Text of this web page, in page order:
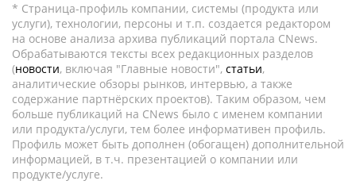
* Страница-профиль компании, системы (продукта или
услуги), технологии, персоны и т.п. создается редактором
на основе анализа архива публикаций портала CNews.
Обрабатываются тексты всех редакционных разделов
(новости, включая "Главные новости", статьи,
аналитические обзоры рынков, интервью, а также
содержание партнёрских проектов). Таким образом, чем
больше публикаций на CNews было с именем компании
или продукта/услуги, тем более информативен профиль.
Профиль может быть дополнен (обогащен) дополнительной
информацией, в т.ч. презентацией о компании или
продукте/услуге.